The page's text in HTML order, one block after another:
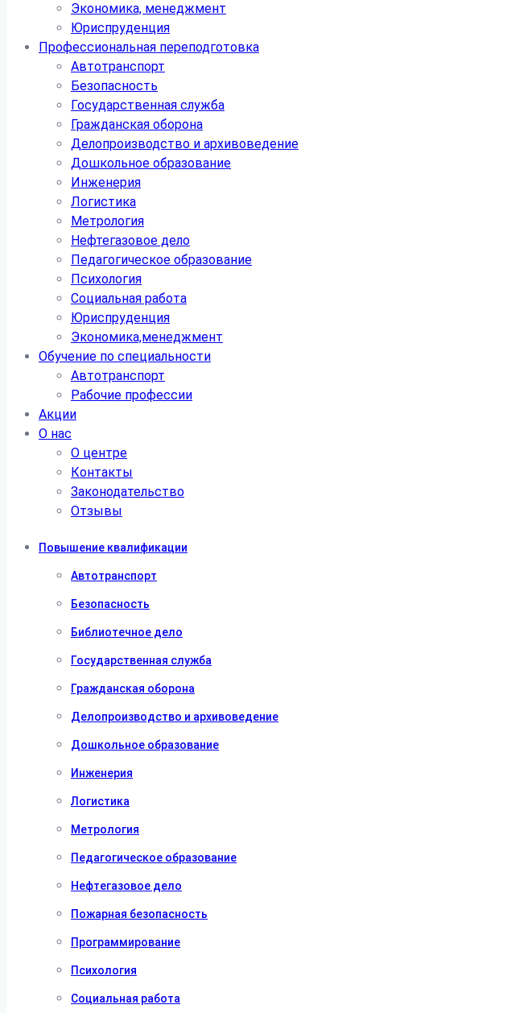
Экономика, менеджмент
Юриспруденция
Профессиональная переподготовка
Автотранспорт
Безопасность
Государственная служба
Гражданская оборона
Делопроизводство и архивоведение
Дошкольное образование
Инженерия
Логистика
Метрология
Нефтегазовое дело
Педагогическое образование
Психология
Социальная работа
Юриспруденция
Экономика,менеджмент
Обучение по специальности
Автотранспорт
Рабочие профессии
Акции
О нас
О центре
Контакты
Законодательство
Отзывы
Повышение квалификации
Автотранспорт
Безопасность
Библиотечное дело
Государственная служба
Гражданская оборона
Делопроизводство и архивоведение
Дошкольное образование
Инженерия
Логистика
Метрология
Педагогическое образование
Нефтегазовое дело
Пожарная безопасность
Программирование
Психология
Социальная работа